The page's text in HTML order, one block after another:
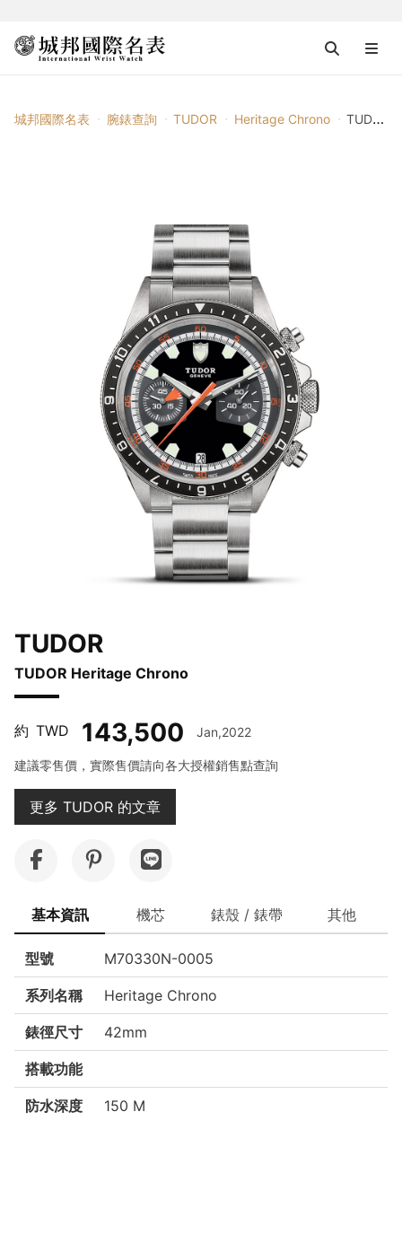
城邦國際名表 腕錶查詢 TUDOR Heritage Chrono TUDOR Heritage Chrono
TUDOR
TUDOR Heritage Chrono
約 TWD 143,500 Jan,2022
建議零售價，實際售價請向各大授權銷售點查詢
更多 TUDOR 的文章
基本資訊 機芯 錶殼 / 錶帶 其他
型號 M70330N-0005
系列名稱 Heritage Chrono
錶徑尺寸 42mm
搭載功能
防水深度 150 M